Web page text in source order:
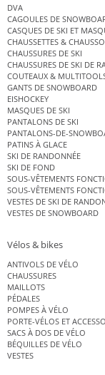
DVA
CAGOULES DE
CASQUES DE SKI ET
CHAUSSETTES &
CHAUSSURES DE SKI
CHAUSSURES DE SKI DE
COUTEAUX &
GANTS DE SNOWBOARD
EISHOCKEY
MASQUES DE SKI
PANTALONS DE SKI
PANTALONS-DE-
PATINS À GLACE
SKI DE RANDONNÉE
SKI DE FOND
SOUS-VÊTEMENTS
SOUS-VÊTEMENTS
VESTES DE SKI DE
VESTES DE SNOWBOARD
Vélos & bikes
ANTIVOLS DE VÉLO
CHAUSSURES
MAILLOTS
PÉDALES
POMPES À VÉLO
PORTE-VÉLOS ET
SACS À DOS DE VÉLO
BÉQUILLES DE VÉLO
VESTES